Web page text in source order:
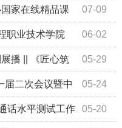
07-09
国家在线精品课
06-02
职业技术学院
05-29
播 || 《匠心筑
师的匠心传承密码》
05-24
届二次会议暨中
院成功召开 05-20
话水平测试工作